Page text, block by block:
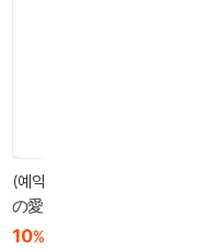
(예약도서) ダメ人間
の愛しかた 5
10%